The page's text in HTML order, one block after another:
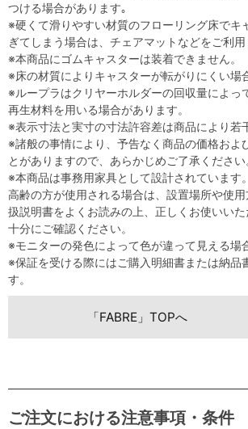
つける場合があります｡
※硬くて滑りやすい材質のフローリング床でキ
ぎてしまう場合は、チェアマットなどをご利
※本商品にゴムキャスターは装着できません。
※床の材質によりキャスターが転がりにくい場
※ループラはクリヤーホルダーの回収量によっ
再生材料を用いる場合があります。
※表示寸法と実寸の寸法許容差は商品により若
※諸般の事情により、予告なく商品の価格およ
とがありますので、あらかじめご了承ください
※本商品は事務用家具として設計されています
高齢の方が使用される場合は、設置場所や使
扱説明書をよくお読みの上、正しくお使いい
十分にご確認ください。
※モニターの発色によって色が違って見える場
※保証を受ける際にはご購入明細書または納品
す。
「FABRE」TOPへ
ご注文における注意事項・条件